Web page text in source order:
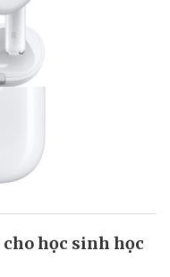
cho học sinh học